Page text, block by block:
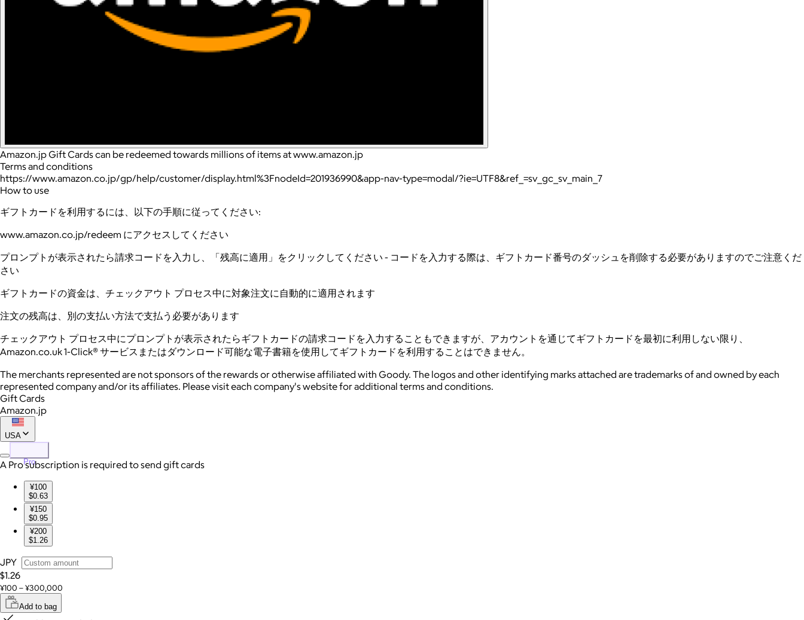
Amazon.jp Gift Cards can be redeemed towards millions of items at www.amazon.jp
Terms and conditions
https://www.amazon.co.jp/gp/help/customer/display.html%3FnodeId=201936990&app-nav-type=modal/?ie=UTF8&ref_=sv_gc_sv_main_7
How to use
ギフトカードを利用するには、以下の手順に従ってください:
www.amazon.co.jp/redeem にアクセスしてください
プロンプトが表示されたら請求コードを入力し、「残高に適用」をクリックしてください - コードを入力する際は、ギフトカード番号のダッシュを削除する必要がありますのでご注意くだ
さい
ギフトカードの資金は、チェックアウト プロセス中に対象注文に自動的に適用されます
注文の残高は、別の支払い方法で支払う必要があります
チェックアウト プロセス中にプロンプ​​トが表示されたらギフトカードの請求コードを入力することもできますが、アカウントを通じてギフトカードを最初に利用しない限り、
Amazon.co.uk 1-Click® サービスまたはダウンロード可能な電子書籍を使用してギフトカードを利用することはできません。
The merchants represented are not sponsors of the rewards or otherwise affiliated with Goody. The logos and other identifying marks attached are trademarks of and owned by each
represented company and/or its affiliates. Please visit each company's website for additional terms and conditions.
Gift Cards
Amazon.jp
USA
Pro
A Pro subscription is required to send gift cards
¥100
$0.63
¥150
$0.95
¥200
$1.26
JPY
$1.26
¥100 – ¥300,000
Add to bag